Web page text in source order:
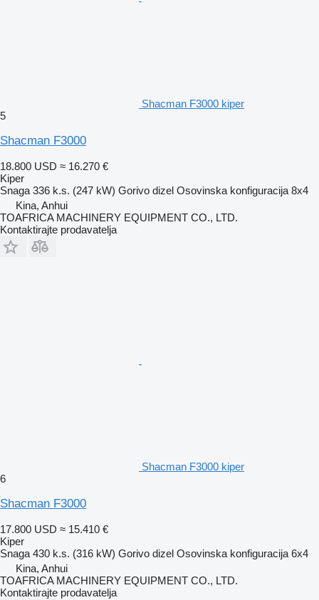
Shacman F3000 kiper
5
Shacman F3000
18.800 USD ≈ 16.270 €
Kiper
Snaga 336 k.s. (247 kW) Gorivo dizel Osovinska konfiguracija 8x4
Kina, Anhui
TOAFRICA MACHINERY EQUIPMENT CO., LTD.
Kontaktirajte prodavatelja
Shacman F3000 kiper
6
Shacman F3000
17.800 USD ≈ 15.410 €
Kiper
Snaga 430 k.s. (316 kW) Gorivo dizel Osovinska konfiguracija 6x4
Kina, Anhui
TOAFRICA MACHINERY EQUIPMENT CO., LTD.
Kontaktirajte prodavatelja